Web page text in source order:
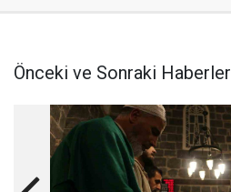
Önceki ve Sonraki Haberler